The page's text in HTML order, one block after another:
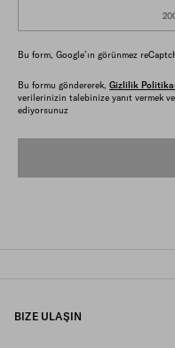
Bu form, Google’ın görünmez
Bu formu göndererek, Gizlilik
verilerinizin talebinize yanıt vermek
ediyorsunuz
BIZE ULAŞIN